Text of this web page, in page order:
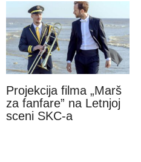
Projekcija filma „Marš
za fanfare” na Letnjoj
sceni SKC-a